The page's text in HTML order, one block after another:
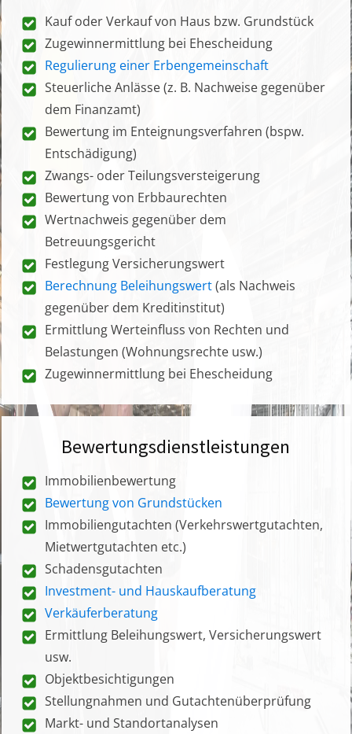
Kauf oder Verkauf von Haus bzw. Grundstück
Zugewinnermittlung bei Ehescheidung
Regulierung einer Erbengemeinschaft
Steuerliche Anlässe (z. B. Nachweise gegenüber
dem Finanzamt)
Bewertung im Enteignungsverfahren (bspw.
Entschädigung)
Zwangs- oder Teilungsversteigerung
Bewertung von Erbbaurechten
Wertnachweis gegenüber dem
Betreuungsgericht
Festlegung Versicherungswert
Berechnung Beleihungswert(als Nachweis
gegenüber dem Kreditinstitut)
Ermittlung Werteinfluss von Rechten und
Belastungen (Wohnungsrechte usw.)
Zugewinnermittlung bei Ehescheidung
Bewertungsdienstleistungen
Immobilienbewertung
Bewertung von Grundstücken
Immobiliengutachten (Verkehrswertgutachten,
Mietwertgutachten etc.)
Schadensgutachten
Investment- und Hauskaufberatung
Verkäuferberatung
Ermittlung Beleihungswert, Versicherungswert
usw.
Objektbesichtigungen
Stellungnahmen und Gutachtenüberprüfung
Markt- und Standortanalysen